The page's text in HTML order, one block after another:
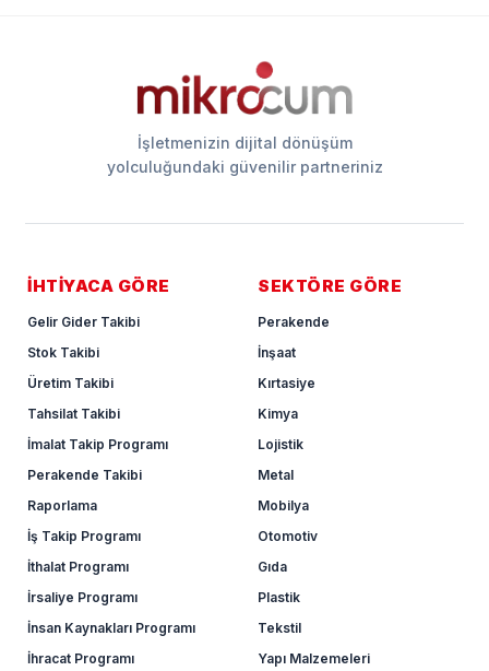
İşletmenizin dijital dönüşüm
yolculuğundaki güvenilir partneriniz
İHTİYACA GÖRE
Gelir Gider Takibi
Stok Takibi
Üretim Takibi
Tahsilat Takibi
İmalat Takip Programı
Perakende Takibi
Raporlama
İş Takip Programı
İthalat Programı
İrsaliye Programı
İnsan Kaynakları Programı
İhracat Programı
SEKTÖRE GÖRE
Perakende
İnşaat
Kırtasiye
Kimya
Lojistik
Metal
Mobilya
Otomotiv
Gıda
Plastik
Tekstil
Yapı Malzemeleri